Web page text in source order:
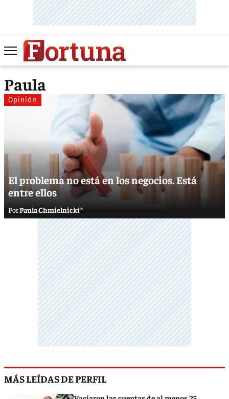
Paula
Opinión
El problema no está en los negocios. Está
entre ellos
Paula Chmielnicki*
MÁS LEÍDAS DE PERFIL